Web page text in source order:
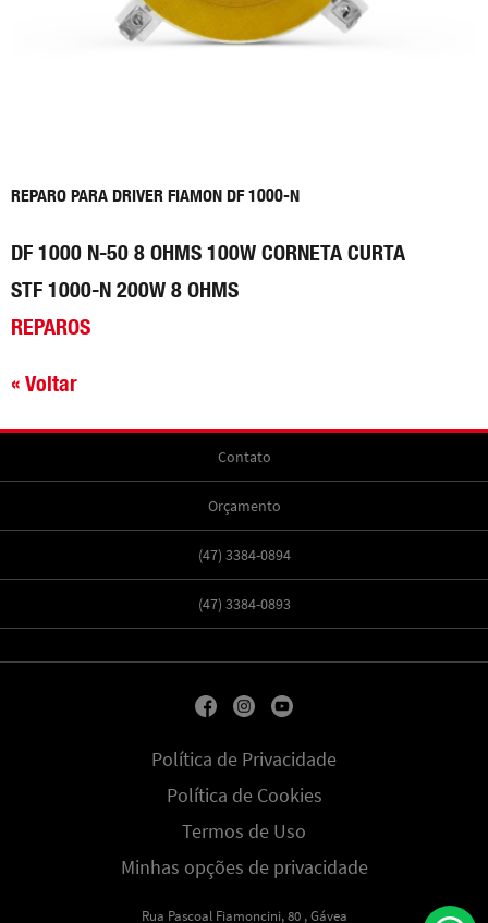
REPARO PARA DRIVER FIAMON DF 1000-N
DF 1000 N-50 8 OHMS 100W CORNETA CURTA
STF 1000-N 200W 8 OHMS
REPAROS
« Voltar
Contato
Orçamento
(47) 3384-0894
(47) 3384-0893
Política de Privacidade
Política de Cookies
Termos de Uso
Minhas opções de privacidade
Rua Pascoal Fiamoncini, 80 , Gávea